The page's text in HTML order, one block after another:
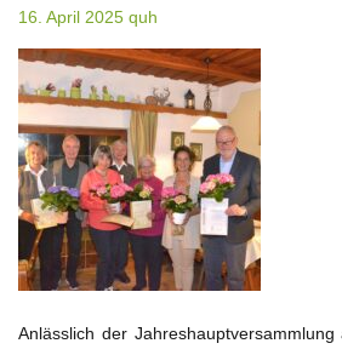
16. April 2025 quh
Anlässlich der